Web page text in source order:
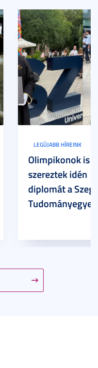
LEGÚJABB HÍREINK
Olimpikonok is
szereztek idén
diplomát a